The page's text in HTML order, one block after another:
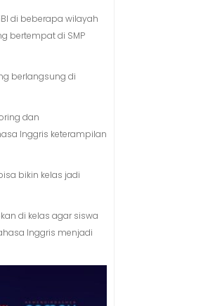
di beberapa wilayah
bertempat di SMP
berlangsung di
dan
Inggris keterampilan
bikin kelas jadi
di kelas agar siswa
Inggris menjadi